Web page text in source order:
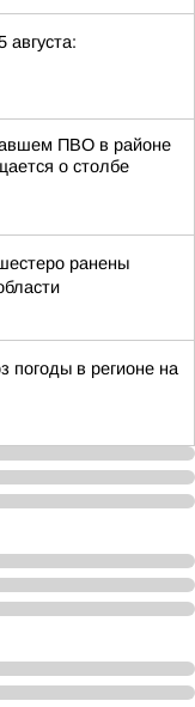
августа:
ПВО в районе
о столбе
ранены
погоды в регионе на